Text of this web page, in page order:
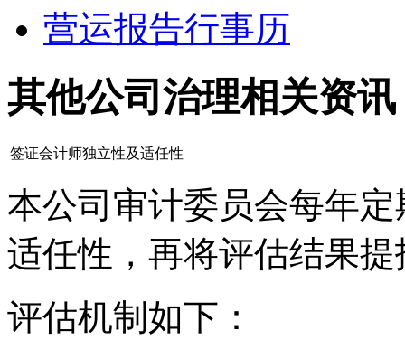
营运报告行事历
其他公司治理相关资讯
签证会计师独立性及适任性
本公司审计委员会每年
适任性，再将评估结果
评估机制如下：